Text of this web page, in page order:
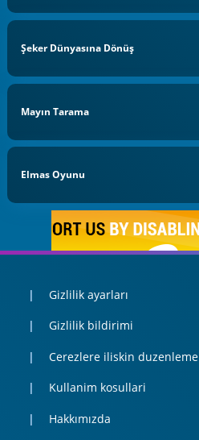
Şeker Dünyasına Dönüş
Mayın Tarama
Elmas Oyunu
Gizlilik ayarları
Gizlilik bildirimi
Cerezlere iliskin duzenleme
Kullanim kosullari
Hakkımızda